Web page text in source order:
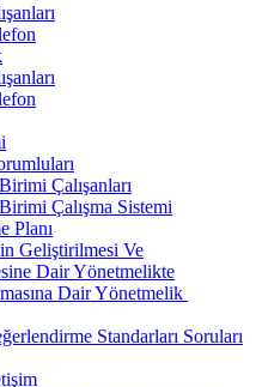
Çalışanları
Çalışma Sistemi
Planı
Geliştirilmesi Ve
Dair Yönetmelikte
Dair Yönetmelik
Standarları Soruları